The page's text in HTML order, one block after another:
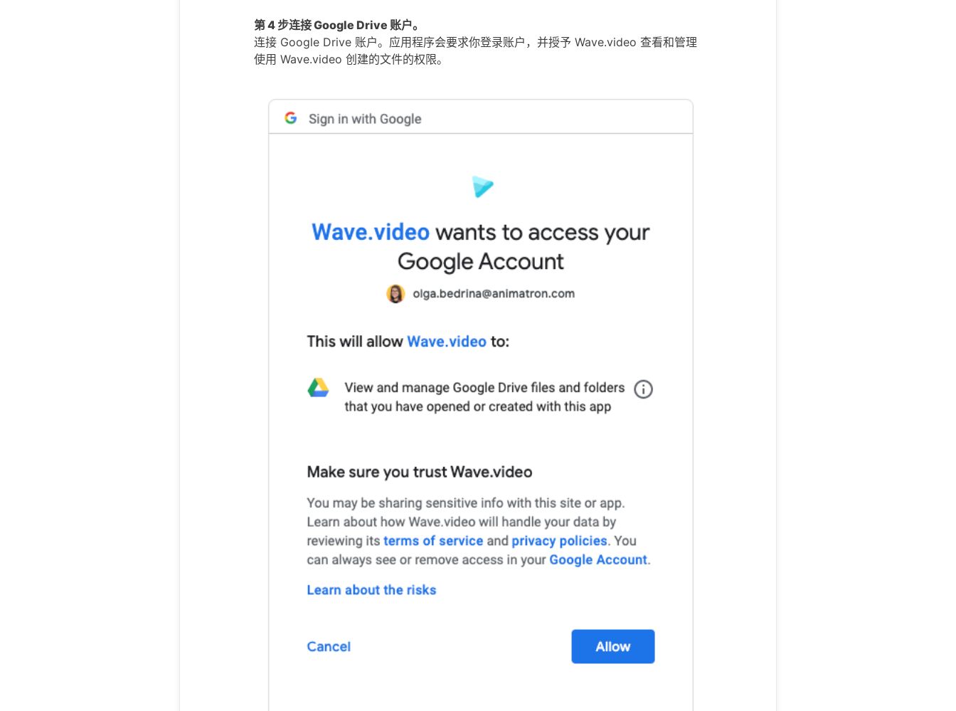
第 4 步连接 Google Drive 账户。
连接 Google Drive 账户。应用程序会要求你登录账户，并授予 Wave.video 查看和管理
使用 Wave.video 创建的文件的权限。